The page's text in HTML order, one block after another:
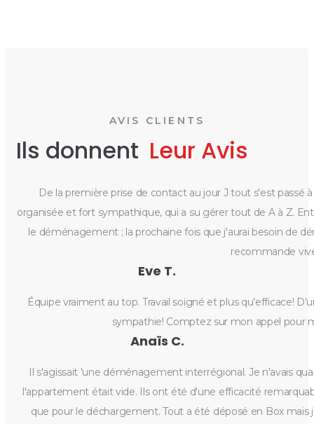
AVIS CLIENTS
Ils donnent Leur Avis
De la première prise de contact au jour J tout s'est
organisée et fort sympathique, qui a su gérer tout de A à Z.
le déménagement ; la prochaine fois que j'aurai besoin de
recommande
Eve T.
Équipe vraiment au top. Travail soigné et plus qu’efficace!
sympathie! Comptez sur mon appel pour
Anaïs C.
Il s'agissait 'une déménagement interrégional. Je n'avais
l'appartement était vide. Ils ont été d'une efficacité
que pour le déchargement. Tout a été déposé en Box mais